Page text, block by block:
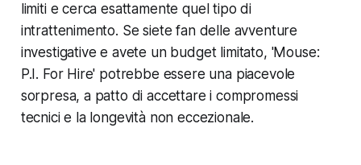
limiti e cerca esattamente quel tipo di
intrattenimento. Se siete fan delle avventure
investigative e avete un budget limitato, 'Mouse:
P.I. For Hire' potrebbe essere una piacevole
sorpresa, a patto di accettare i compromessi
tecnici e la longevità non eccezionale.